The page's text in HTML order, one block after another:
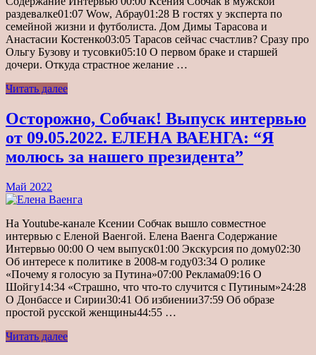
раздевалке01:07 Wow, Абрау01:28 В гостях у эксперта по
семейной жизни и футболиста. Дом Димы Тарасова и
Анастасии Костенко03:05 Тарасов сейчас счастлив? Сразу про
Ольгу Бузову и тусовки05:10 О первом браке и старшей
дочери. Откуда страстное желание …
Читать далее
Осторожно, Собчак! Выпуск интервью
от 09.05.2022. ЕЛЕНА ВАЕНГА: “Я
молюсь за нашего президента”
Май 2022
На Youtube-канале Ксении Собчак вышло совместное
интервью с Еленой Ваенгой. Елена Ваенга Содержание
Интервью 00:00 О чем выпуск01:00 Экскурсия по дому02:30
Об интересе к политике в 2008-м году03:34 О ролике
«Почему я голосую за Путина»07:00 Реклама09:16 О
Шойгу14:34 «Страшно, что что-то случится с Путиным»24:28
О Донбассе и Сирии30:41 Об избиении37:59 Об образе
простой русской женщины44:55 …
Читать далее